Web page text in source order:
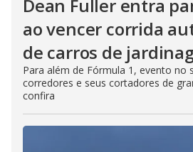
Dean Fuller entra
ao vencer corrida
de carros de
Para além de Fórmula 1, evento no
corredores e seus cortadores de
confira